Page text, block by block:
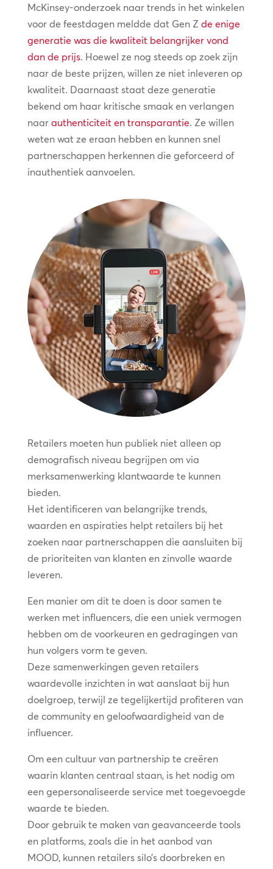
McKinsey-onderzoek naar trends in het winkelen
voor de feestdagen meldde dat Gen Z de enige
generatie was die kwaliteit belangrijker vond
dan de prijs. Hoewel ze nog steeds op zoek zijn
naar de beste prijzen, willen ze niet inleveren op
kwaliteit. Daarnaast staat deze generatie
bekend om haar kritische smaak en verlangen
naar authenticiteit en transparantie. Ze willen
weten wat ze eraan hebben en kunnen snel
partnerschappen herkennen die geforceerd of
inauthentiek aanvoelen.
Retailers moeten hun publiek niet alleen op
demografisch niveau begrijpen om via
merksamenwerking klantwaarde te kunnen
bieden.
Het identificeren van belangrijke trends,
waarden en aspiraties helpt retailers bij het
zoeken naar partnerschappen die aansluiten bij
de prioriteiten van klanten en zinvolle waarde
leveren.
Een manier om dit te doen is door samen te
werken met influencers, die een uniek vermogen
hebben om de voorkeuren en gedragingen van
hun volgers vorm te geven.
Deze samenwerkingen geven retailers
waardevolle inzichten in wat aanslaat bij hun
doelgroep, terwijl ze tegelijkertijd profiteren van
de community en geloofwaardigheid van de
influencer.
Om een cultuur van partnership te creëren
waarin klanten centraal staan, is het nodig om
een gepersonaliseerde service met toegevoegde
waarde te bieden.
Door gebruik te maken van geavanceerde tools
en platforms, zoals die in het aanbod van
MOOD, kunnen retailers silo’s doorbreken en